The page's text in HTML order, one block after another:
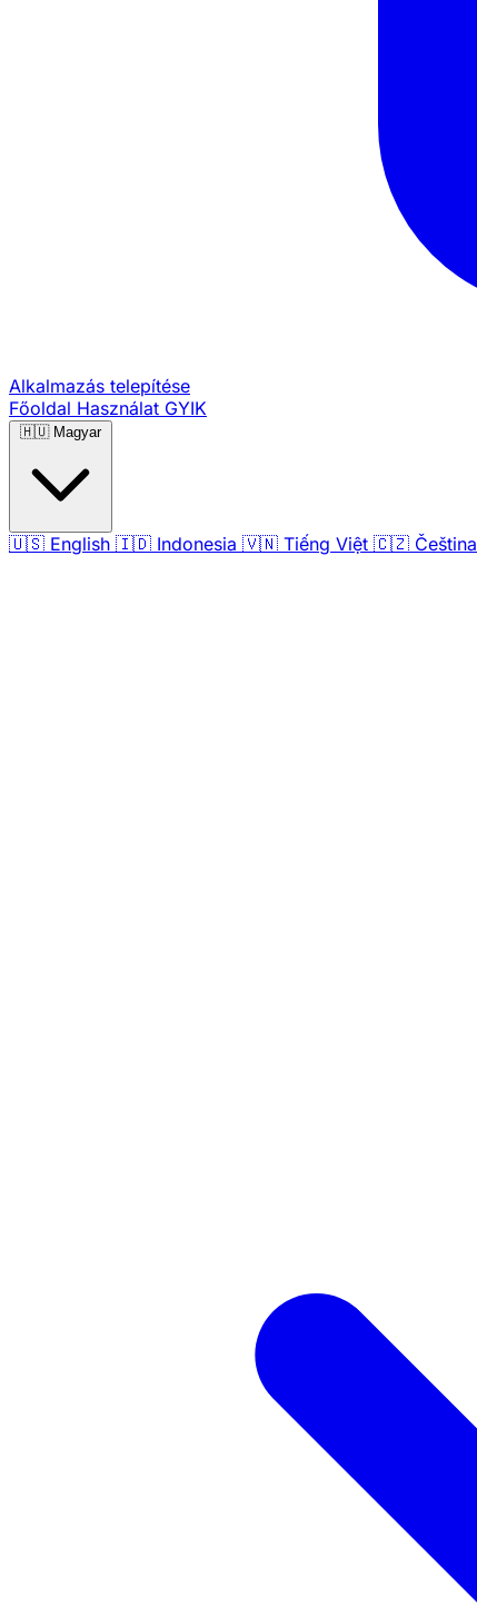
Alkalmazás telepítése
Főoldal Használat GYIK
🇭🇺 Magyar
🇺🇸 English 🇮🇩 Indonesia 🇻🇳 Tiếng Việt 🇨🇿 Čeština